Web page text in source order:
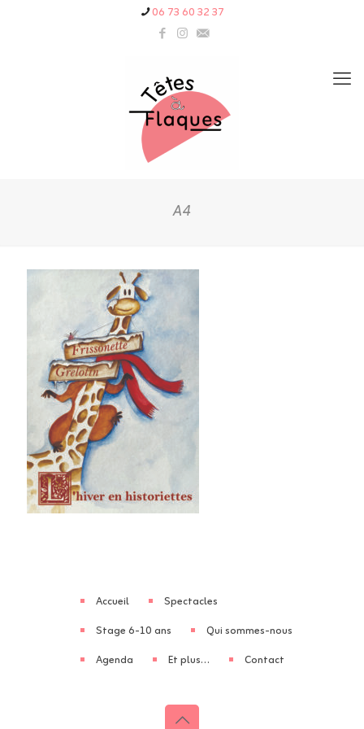
06 73 60 32 37
A4
Accueil
Spectacles
Stage 6-10 ans
Qui sommes-nous
Agenda
Et plus… Contact